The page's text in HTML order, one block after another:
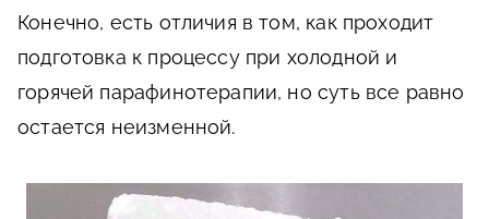
Конечно, есть отличия в том, как проходит
подготовка к процессу при холодной и
горячей парафинотерапии, но суть все равно
остается неизменной.